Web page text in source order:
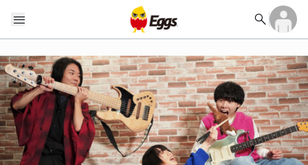
menu search